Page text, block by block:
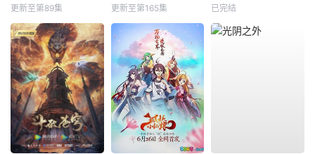
更新至第89集 更新至第165集 已完结